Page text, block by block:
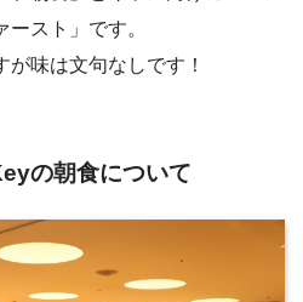
スト」です。
味は文句なしです！
の朝食について